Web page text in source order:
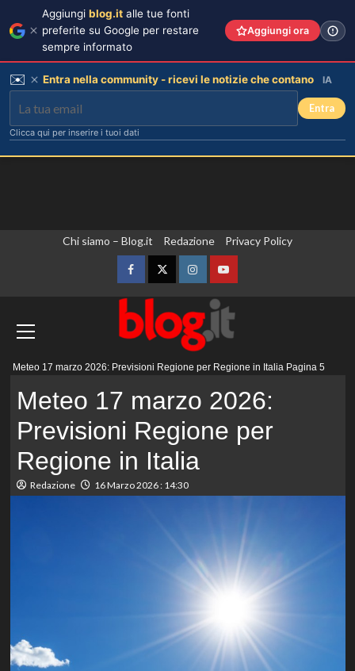
Chi siamo – Blog.it Redazione Privacy Policy
FacebookTwitterInstagramYouTube
Meteo 17 marzo 2026: Previsioni Regione per Regione in Italia Pagina 5
Meteo 17 marzo 2026:
Previsioni Regione per
Regione in Italia
Redazione 16 Marzo 2026 : 14:30
Aggiungi blog.it alle tue fonti
preferite su Google per restare
sempre informato
Aggiungi ora
✉️ Entra nella community - ricevi le notizie che contano IA
Entra
Clicca qui per inserire i tuoi dati